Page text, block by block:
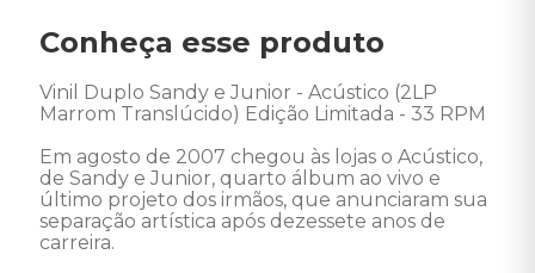
Conheça esse produto
Vinil Duplo Sandy e Junior - Acústico (2LP
Marrom Translúcido) Edição Limitada - 33 RPM
Em agosto de 2007 chegou às lojas o Acústico,
de Sandy e Junior, quarto álbum ao vivo e
último projeto dos irmãos, que anunciaram sua
separação artística após dezessete anos de
carreira.